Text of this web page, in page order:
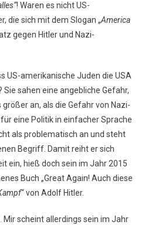
! Waren es nicht US-
die sich mit dem Slogan „America
gegen Hitler und Nazi-
US-amerikanische Juden die USA
sahen eine angebliche Gefahr,
an, als die Gefahr von Nazi-
eine Politik in einfacher Sprache
als problematisch an und steht
Begriff. Damit reiht er sich
ein, hieß doch sein im Jahr 2015
Buch „Great Again! Auch diese
“ von Adolf Hitler.
Mir scheint allerdings sein im Jahr